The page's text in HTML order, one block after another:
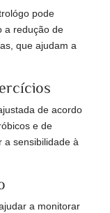
pode
a redução de
que ajudam a
de acordo
e de
a sensibilidade à
a monitorar